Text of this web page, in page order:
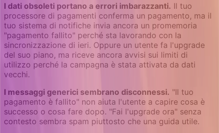
I dati obsoleti portano a errori imbarazzanti. Il tuo
processore di pagamenti conferma un pagamento, ma il
tuo sistema di notifiche invia ancora un promemoria
"pagamento fallito" perché sta lavorando con la
sincronizzazione di ieri. Oppure un utente fa l'upgrade
del suo piano, ma riceve ancora avvisi sui limiti di
utilizzo perché la campagna è stata attivata da dati
vecchi.
I messaggi generici sembrano disconnessi. "Il tuo
pagamento è fallito" non aiuta l'utente a capire cosa è
successo o cosa fare dopo. "Fai l'upgrade ora" senza
contesto sembra spam piuttosto che una guida utile.